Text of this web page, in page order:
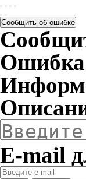
Сообщить об ошибке
Ошибка
E-mail